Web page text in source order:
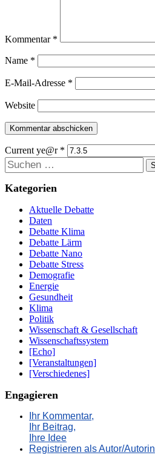
Kommentar *
Name *
E-Mail-Adresse *
Website
Current ye@r *
Suchen
Kategorien
Aktuelle Debatte
Daten
Debatte Klima
Debatte Lärm
Debatte Nano
Debatte Stress
Demografie
Energie
Gesundheit
Klima
Politik
Wissenschaft & Gesellschaft
Wissenschaftssystem
[Echo]
[Veranstaltungen]
[Verschiedenes]
Engagieren
Ihr Kommentar,
Ihr Beitrag,
Ihre Idee
Registrieren als Autor/Autorin